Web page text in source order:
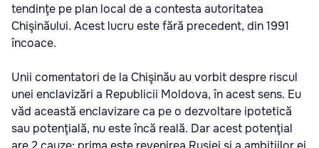
tendinţe pe plan local de a contesta autoritatea
Chişinăului. Acest lucru este fără precedent, din 1991
încoace.
Unii comentatori de la Chişinău au vorbit despre riscul
unei enclavizări a Republicii Moldova, în acest sens. Eu
văd această enclavizare ca pe o dezvoltare ipotetică
sau potenţială, nu este încă reală. Dar acest potenţial